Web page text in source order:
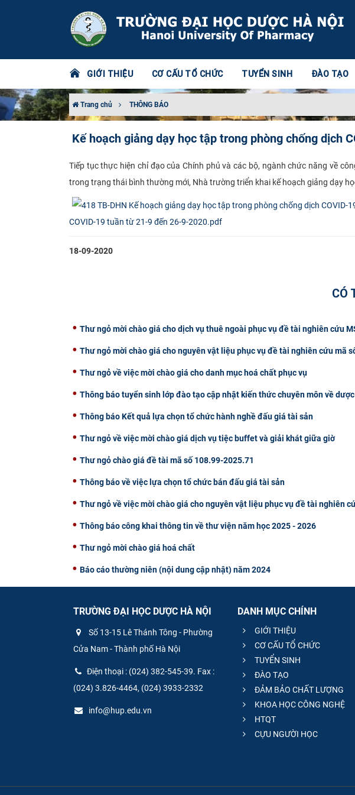
GIỚI THIỆU CƠ CẤU TỔ CHỨC TUYỂN SINH ĐÀO TẠO
Trang chủ THÔNG BÁO
Kế hoạch giảng dạy học tập trong phòng chống dịch
​​Tiếp tục thực hiện chỉ đạo của Chính phủ và các bộ, ngành chức năng về
trong trạng thái bình thường mới, Nhà trường triển khai kế hoạch giảng dạy
COVID-19 tuần từ 21-9 đến 26-9-2020.pdf
18-09-2020
CÓ
Thư ngỏ mời chào giá cho dịch vụ thuê ngoài phục vụ đề tài nghiên cứu
Thư ngỏ mời chào giá cho nguyên vật liệu phục vụ đề tài nghiên cứu mã
Thư ngỏ về việc mời chào giá cho danh mục hoá chất phục vụ
Thông báo tuyển sinh lớp đào tạo cập nhật kiến thức chuyên môn về
Thông báo Kết quả lựa chọn tổ chức hành nghề đấu giá tài sản
Thư ngỏ về việc mời chào giá dịch vụ tiệc buffet và giải khát giữa giờ
Thư ngỏ chào giá đề tài mã số 108.99-2025.71
Thông báo về việc lựa chọn tổ chức bán đấu giá tài sản
Thư ngỏ về việc mời chào giá cho nguyên vật liệu phục vụ đề tài nghiên
Thông báo công khai thông tin về thư viện năm học 2025 - 2026
Thư ngỏ mời chào giá hoá chất
Báo cáo thường niên (nội dung cập nhật) năm 2024
TRƯỜNG ĐẠI HỌC DƯỢC HÀ NỘI
Số 13-15 Lê Thánh Tông - Phường
Cửa Nam - Thành phố Hà Nội
Điện thoại : (024) 382-545-39. Fax :
(024) 3.826-4464, (024) 3933-2332
info@hup.edu.vn
DANH MỤC CHÍNH
GIỚI THIỆU
CƠ CẤU TỔ CHỨC
TUYỂN SINH
ĐÀO TẠO
ĐẢM BẢO CHẤT LƯỢNG
KHOA HỌC CÔNG NGHỆ
HTQT
CỰU NGƯỜI HỌC